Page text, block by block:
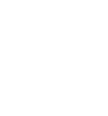
kan afleveres
kan udvides